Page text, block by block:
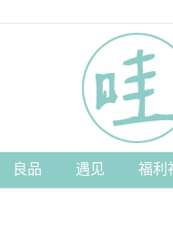
良品 遇见 福利